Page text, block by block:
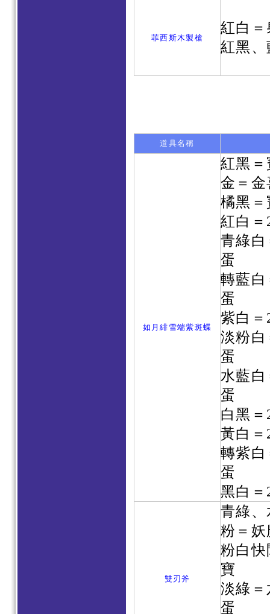
菲西斯木製槍
紅白
紅黑
道具名稱
如月緋雪端紫斑蝶
紅黑
金＝
橘黑
紅白＝
青綠白
蛋
轉藍白
蛋
紫白＝
淡粉白
蛋
水藍
蛋
白黑
黃白＝
轉紫白
蛋
黑白＝
雙刃斧
青綠
粉＝
粉白
寶
淡綠
蛋